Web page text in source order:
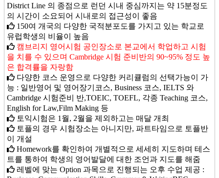
District Line 의 종점으로 런던 시내 중심까지는 약 15분정도
의 시간이 소요되어 시내로의 접근성이 좋음
150여 개국의 다양한 국적분포도를 가지고 있는 학교로
유럽학생의 비율이 높음
캠브리지 영어시험 공인장소로 본교에서 학업하고 시험
을 치를 수 있으며 Cambridge 시험 준비반의 90~95% 정도 높
은 합격률을 자랑함
다양한 코스 운영으로 다양한 커리큘럼의 선택가능이 가
능 : 일반영어 및 영어장기코스, Business 코스, IELTS 와
Cambridge 시험준비 반,TOEIC, TOEFL, 각종 Teaching 코스,
English for Law,Film Making 등
토익시험은 1월, 2월을 제외하고는 매달 개최
토플의 경우 시험장소는 아니지만, 파트타임으로 토플반
이 개설
Homework를 확인하여 개별적으로 세세히 지도하며 테스
트를 통하여 학생의 영어발달에 대한 조언과 지도를 해줌
레벨에 맞는 Option 과목으로 진행되는 오후 수업 제공 :